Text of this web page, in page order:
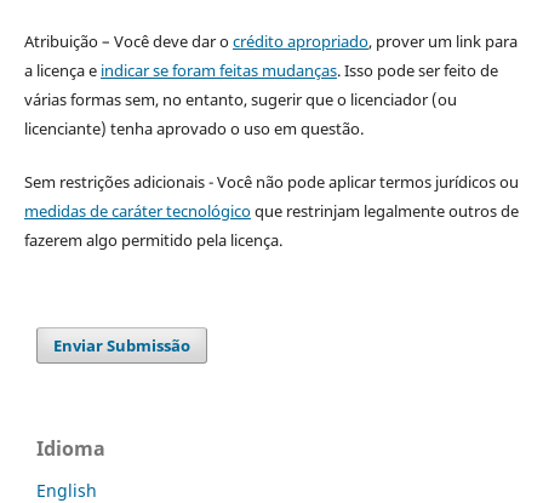
Atribuição – Você deve dar ocrédito apropriado, prover um link para
a licença e indicar se foram feitas mudanças. Isso pode ser feito de
várias formas sem, no entanto, sugerir que o licenciador (ou
licenciante) tenha aprovado o uso em questão.
Sem restrições adicionais - Você não pode aplicar termos jurídicos ou
medidas de caráter tecnológicoque restrinjam legalmente outros de
fazerem algo permitido pela licença.
Enviar Submissão
Idioma
English